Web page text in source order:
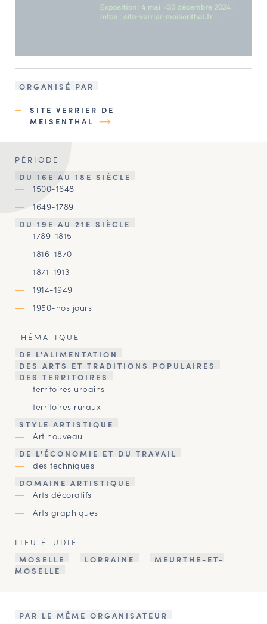
ORGANISÉ PAR
SITE VERRIER DE
MEISENTHAL
PÉRIODE
DU 16E AU 18E SIÈCLE
1500-1648
1649-1789
DU 19E AU 21E SIÈCLE
1789-1815
1816-1870
1871-1913
1914-1949
1950-nos jours
THÉMATIQUE
DE L'ALIMENTATION
DES ARTS ET TRADITIONS POPULAIRES
DES TERRITOIRES
territoires urbains
territoires ruraux
STYLE ARTISTIQUE
Art nouveau
DE L'ÉCONOMIE ET DU TRAVAIL
des techniques
DOMAINE ARTISTIQUE
Arts décoratifs
Arts graphiques
LIEU ÉTUDIÉ
MOSELLE
LORRAINE
MEURTHE-ET-
MOSELLE
PAR LE MÊME ORGANISATEUR